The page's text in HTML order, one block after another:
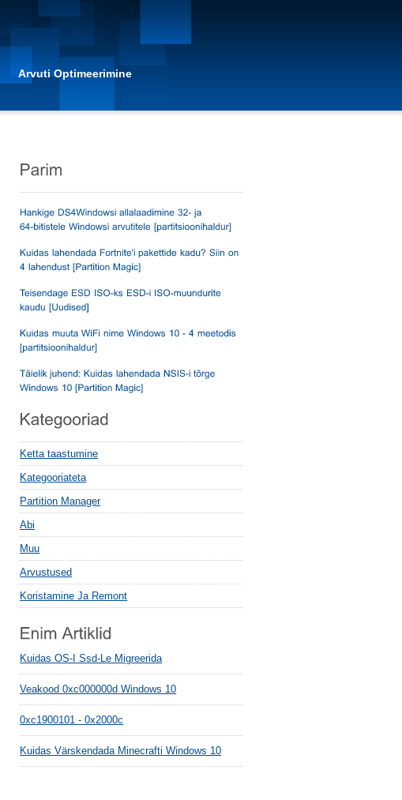
Arvuti Optimeerimine
Ketta taastumine
Kategooriateta
Partition Manager
Abi
Muu
Arvustused
Koristamine Ja Remont
Kuidas OS-I Ssd-Le Migreerida
Veakood 0xc000000d Windows 10
0xc1900101 - 0x2000c
Kuidas Värskendada Minecrafti Windows 10